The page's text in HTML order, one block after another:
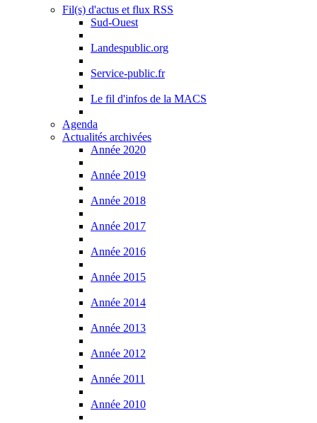
Fil(s) d'actus et flux RSS
Sud-Ouest
Landespublic.org
Service-public.fr
Le fil d'infos de la MACS
Agenda
Actualités archivées
Année 2020
Année 2019
Année 2018
Année 2017
Année 2016
Année 2015
Année 2014
Année 2013
Année 2012
Année 2011
Année 2010